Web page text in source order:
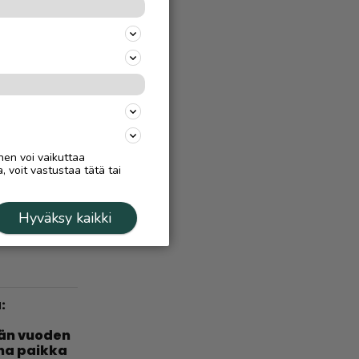
miten
5.9.2025
vuoden
paikka
voi vaikuttaa
voit vastustaa tätä tai
Hyväksy kaikki